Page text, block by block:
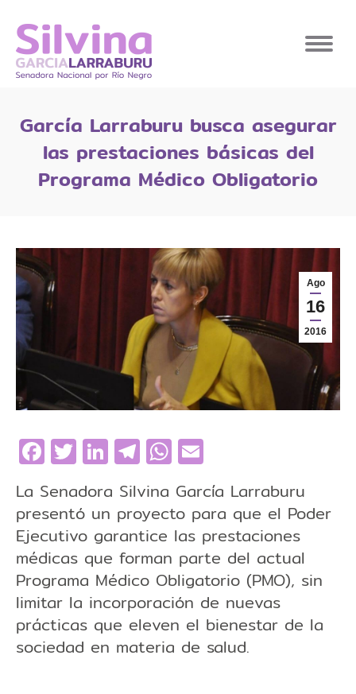
García Larraburu busca asegurar
las prestaciones básicas del
Programa Médico Obligatorio
Ago
16
2016
Facebook
Twitter
LinkedIn
Telegram
WhatsApp
La Senadora Silvina García Larraburu
presentó un proyecto para que el Poder
Ejecutivo garantice las prestaciones
médicas que forman parte del actual
Programa Médico Obligatorio (PMO), sin
limitar la incorporación de nuevas
prácticas que eleven el bienestar de la
sociedad en materia de salud.